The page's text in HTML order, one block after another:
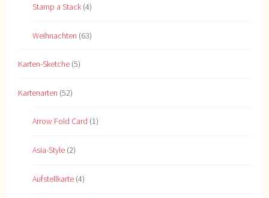
Stamp a Stack (4)
Weihnachten (63)
Karten-Sketche (5)
Kartenarten (52)
Arrow Fold Card (1)
Asia-Style (2)
Aufstellkarte (4)